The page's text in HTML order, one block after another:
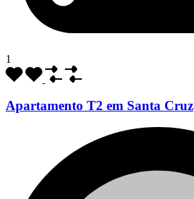
1
Apartamento T2 em Santa Cruz